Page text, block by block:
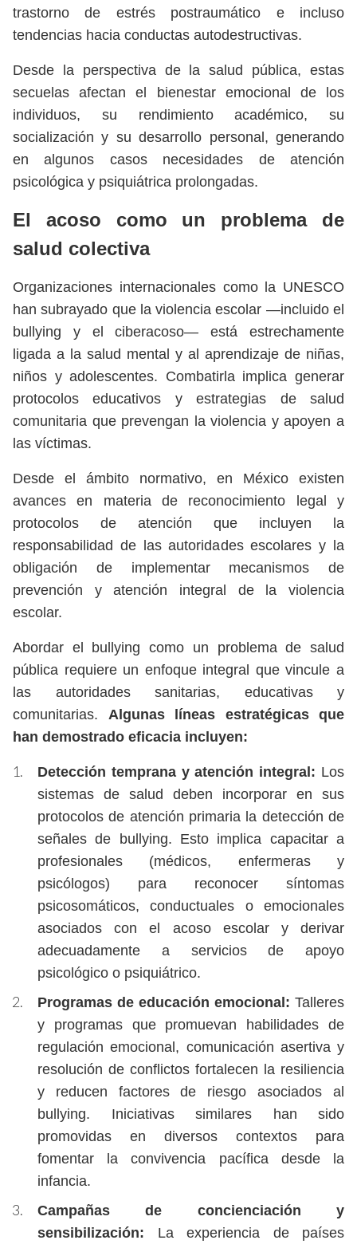
trastorno de estrés postraumático e incluso
tendencias hacia conductas autodestructivas.
Desde la perspectiva de la salud pública, estas
secuelas afectan el bienestar emocional de los
individuos, su rendimiento académico, su
socialización y su desarrollo personal, generando
en algunos casos necesidades de atención
psicológica y psiquiátrica prolongadas.
El acoso como un problema de
salud colectiva
Organizaciones internacionales como la UNESCO
han subrayado que la violencia escolar —incluido el
bullying y el ciberacoso— está estrechamente
ligada a la salud mental y al aprendizaje de niñas,
niños y adolescentes. Combatirla implica generar
protocolos educativos y estrategias de salud
comunitaria que prevengan la violencia y apoyen a
las víctimas.
Desde el ámbito normativo, en México existen
avances en materia de reconocimiento legal y
protocolos de atención que incluyen la
responsabilidad de las autoridades escolares y la
obligación de implementar mecanismos de
prevención y atención integral de la violencia
escolar.
Abordar el bullying como un problema de salud
pública requiere un enfoque integral que vincule a
las autoridades sanitarias, educativas y
comunitarias. Algunas líneas estratégicas que
han demostrado eficacia incluyen:
Detección temprana y atención integral: Los
sistemas de salud deben incorporar en sus
protocolos de atención primaria la detección de
señales de bullying. Esto implica capacitar a
profesionales (médicos, enfermeras y
psicólogos) para reconocer síntomas
psicosomáticos, conductuales o emocionales
asociados con el acoso escolar y derivar
adecuadamente a servicios de apoyo
psicológico o psiquiátrico.
Programas de educación emocional: Talleres
y programas que promuevan habilidades de
regulación emocional, comunicación asertiva y
resolución de conflictos fortalecen la resiliencia
y reducen factores de riesgo asociados al
bullying. Iniciativas similares han sido
promovidas en diversos contextos para
fomentar la convivencia pacífica desde la
infancia.
Campañas de concienciación y
sensibilización: La experiencia de países